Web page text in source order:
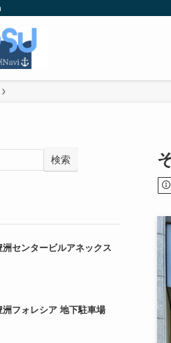
検索
洲センタービルアネックス
洲フォレシア 地下駐車場